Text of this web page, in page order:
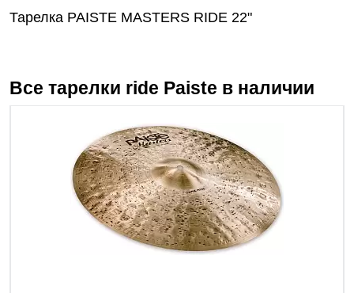
Тарелка PAISTE MASTERS RIDE 22"
Все тарелки ride Paiste в наличии